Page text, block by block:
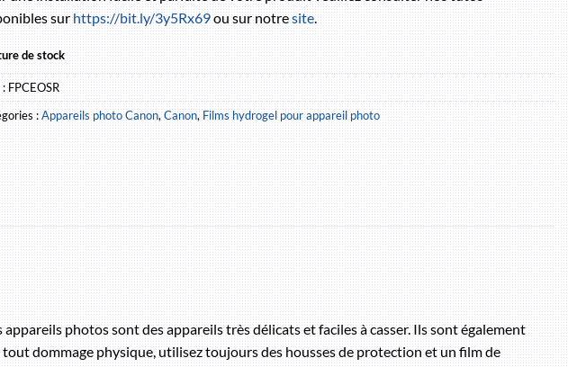
surhttps://bit.ly/3y5Rx69ou sur notresite.
de stock
:FPCEOSR
:Appareils photo Canon,Canon,Films hydrogel pour appareil photo
photos sont des appareils très délicats et faciles à casser. Ils sont également
dommage physique, utilisez toujours des housses de protection et un film de